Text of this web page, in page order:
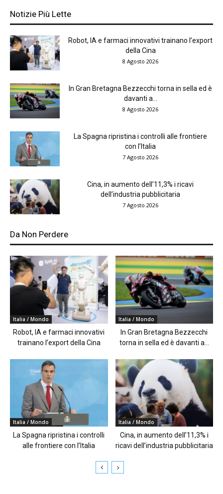
Notizie Più Lette
Robot, IA e farmaci innovativi trainano l’export
della Cina
8 Agosto 2026
In Gran Bretagna Bezzecchi torna in sella ed è
davanti a...
8 Agosto 2026
La Spagna ripristina i controlli alle frontiere
con l’Italia
7 Agosto 2026
Cina, in aumento dell’11,3% i ricavi
dell’industria pubblicitaria
7 Agosto 2026
Da Non Perdere
Italia / Mondo
Robot, IA e farmaci innovativi
trainano l’export della Cina
Italia / Mondo
In Gran Bretagna Bezzecchi
torna in sella ed è davanti a...
Italia / Mondo
La Spagna ripristina i controlli
alle frontiere con l’Italia
Italia / Mondo
Cina, in aumento dell’11,3% i
ricavi dell’industria pubblicitaria